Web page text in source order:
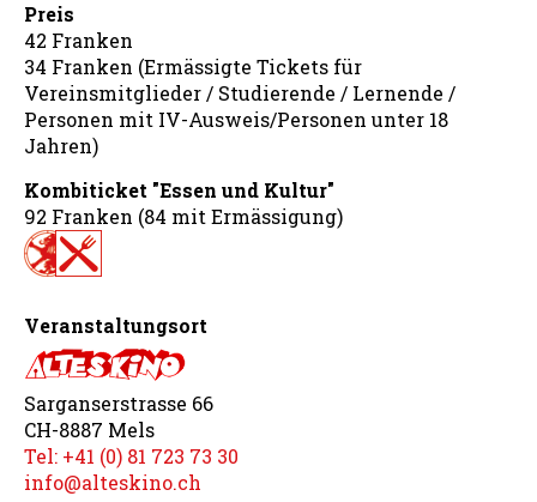
Preis
42 Franken
34 Franken (Ermässigte Tickets für
Vereinsmitglieder / Studierende / Lernende /
Personen mit IV-Ausweis/Personen unter 18
Jahren)
Kombiticket "Essen und Kultur"
92 Franken (84 mit Ermässigung)
Veranstaltungsort
Sarganserstrasse 66
CH-8887 Mels
Tel: +41 (0) 81 723 73 30
info@alteskino.ch